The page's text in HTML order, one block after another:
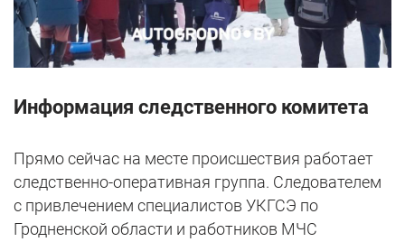
Информация следственного комитета
Прямо сейчас на месте происшествия работает
следственно-оперативная группа. Следователем
с привлечением специалистов УКГСЭ по
Гродненской области и работников МЧС